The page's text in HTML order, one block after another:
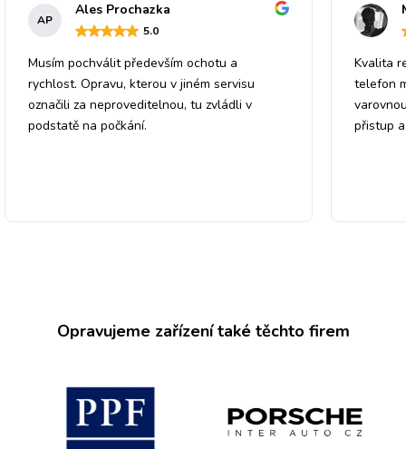
AP
Ales Prochazka
5.0
Musím pochválit především ochotu a
rychlost. Opravu, kterou v jiném servisu
označili za neproveditelnou, tu zvládli v
podstatě na počkání.
Kvalita
telefon
přistup
Opravujeme zařízení také těchto firem